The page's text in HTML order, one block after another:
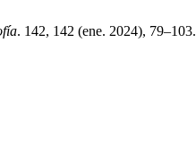
. 142, 142 (ene. 2024), 79–103.